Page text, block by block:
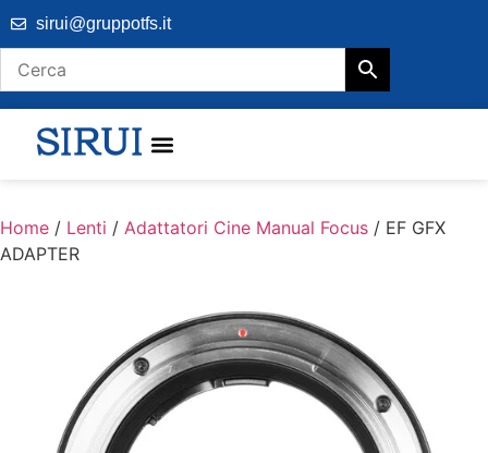
sirui@gruppotfs.it
Home / Lenti / Adattatori Cine Manual Focus / EF GFX
ADAPTER